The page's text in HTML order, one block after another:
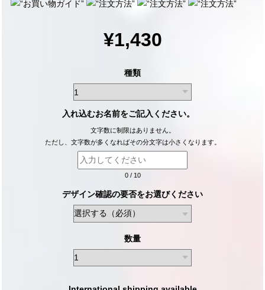
¥1,430
種類
入れ込むお名前をご記入ください。
文字数に制限はありません。
ただし、文字数が多くなればその分文字は小さくなります。
0/ 10
デザイン確認の要否をお選びください
数量